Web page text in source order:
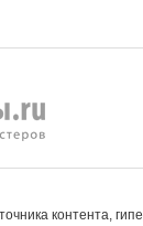
контента,